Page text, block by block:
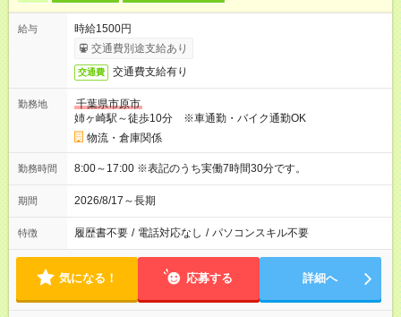
給与
時給1500円
交通費別途支給あり
交通費 交通費支給有り
勤務地
千葉県市原市
姉ヶ崎駅～徒歩10分 ※車通勤・バイク通勤OK
物流・倉庫関係
勤務時間 8:00～17:00 ※表記のうち実働7時間30分です。
期間 2026/8/17～長期
特徴 履歴書不要 / 電話対応なし / パソコンスキル不要
気になる！ 応募する 詳細へ